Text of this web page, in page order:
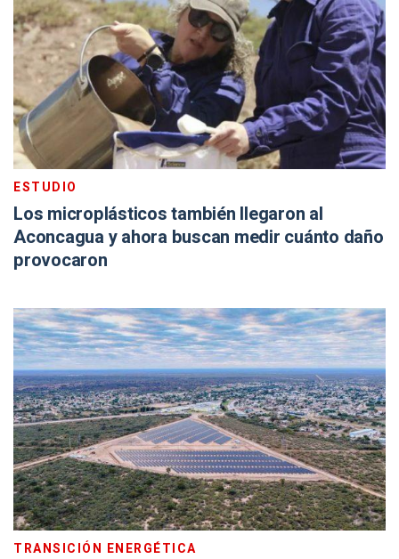
ESTUDIO
Los microplásticos también llegaron al
Aconcagua y ahora buscan medir cuánto daño
provocaron
TRANSICIÓN ENERGÉTICA